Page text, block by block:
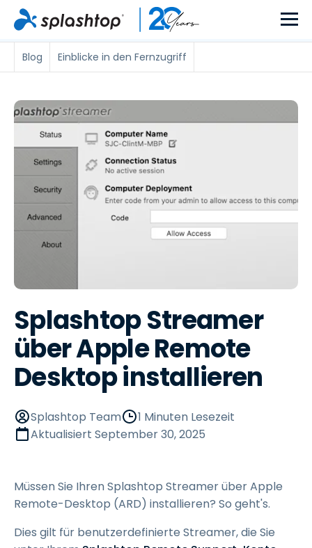
Blog Einblicke in den Fernzugriff
Splashtop Streamer
über Apple Remote
Desktop installieren
Splashtop Team
1 Minuten Lesezeit
Aktualisiert September 30, 2025
Müssen Sie Ihren Splashtop Streamer über Apple
Remote-Desktop (ARD) installieren? So geht's.
Dies gilt für benutzerdefinierte Streamer, die Sie